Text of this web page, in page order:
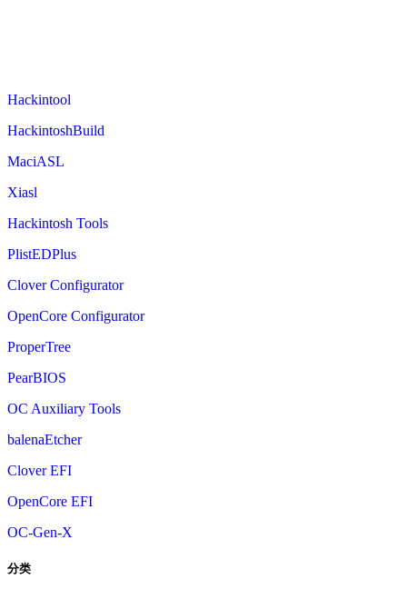
Hackintool
HackintoshBuild
MaciASL
Xiasl
Hackintosh Tools
PlistEDPlus
Clover Configurator
OpenCore Configurator
ProperTree
PearBIOS
OC Auxiliary Tools
balenaEtcher
Clover EFI
OpenCore EFI
OC-Gen-X
分类